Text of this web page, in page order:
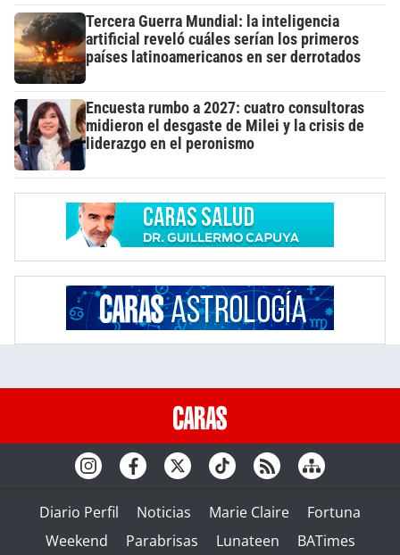
Tercera Guerra Mundial: la inteligencia
artificial reveló cuáles serían los primeros
países latinoamericanos en ser derrotados
Encuesta rumbo a 2027: cuatro consultoras
midieron el desgaste de Milei y la crisis de
liderazgo en el peronismo
Diario Perfil Noticias Marie Claire
Fortuna
Weekend
Parabrisas Lunateen BATimes